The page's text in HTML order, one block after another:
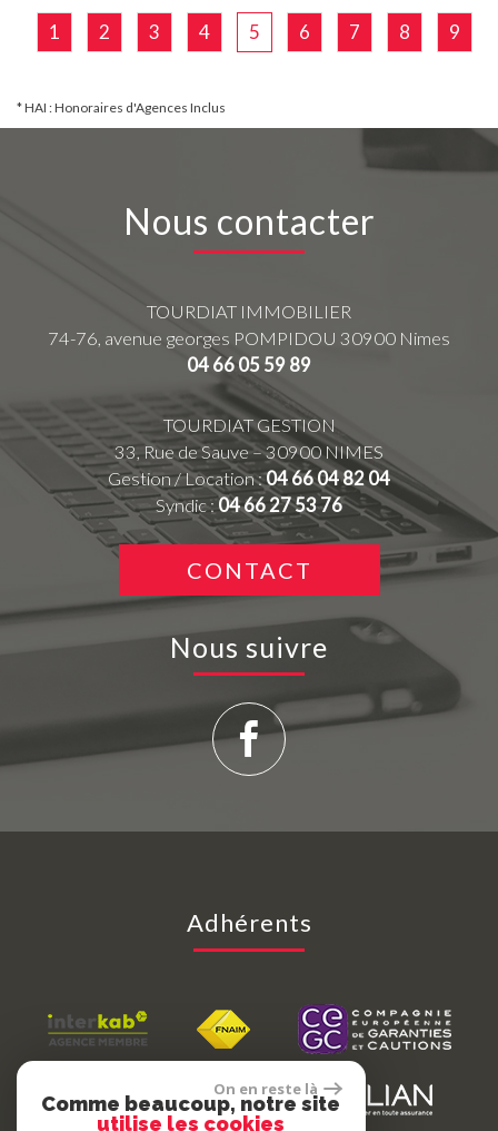
1 2 3 4 5 6 7 8 9
* HAI : Honoraires d'Agences Inclus
Nous contacter
TOURDIAT IMMOBILIER
74-76, avenue georges POMPIDOU 30900 Nimes
04 66 05 59 89
TOURDIAT GESTION
33, Rue de Sauve – 30900 NIMES
Gestion / Location :04 66 04 82 04
Syndic :04 66 27 53 76
CONTACT
Nous suivre
Adhérents
On en reste là
Comme beaucoup, notre site
utilise les cookies